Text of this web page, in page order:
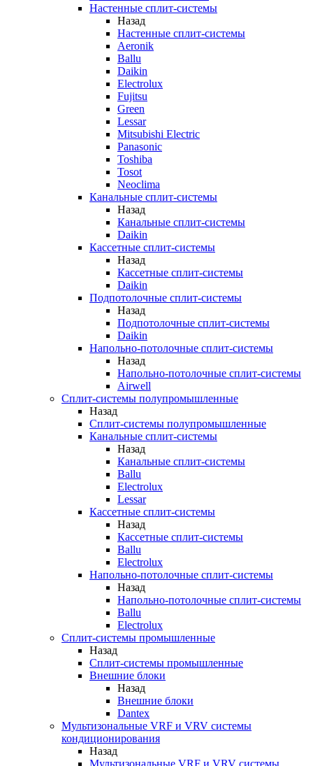
Настенные сплит-системы
Назад
Настенные сплит-системы
Aeronik
Ballu
Daikin
Electrolux
Fujitsu
Green
Lessar
Mitsubishi Electric
Panasonic
Toshiba
Tosot
Neoclima
Канальные сплит-системы
Назад
Канальные сплит-системы
Daikin
Кассетные сплит-системы
Назад
Кассетные сплит-системы
Daikin
Подпотолочные сплит-системы
Назад
Подпотолочные сплит-системы
Daikin
Напольно-потолочные сплит-системы
Назад
Напольно-потолочные сплит-системы
Airwell
Сплит-системы полупромышленные
Назад
Сплит-системы полупромышленные
Канальные сплит-системы
Назад
Канальные сплит-системы
Ballu
Electrolux
Lessar
Кассетные сплит-системы
Назад
Кассетные сплит-системы
Ballu
Electrolux
Напольно-потолочные сплит-системы
Назад
Напольно-потолочные сплит-системы
Ballu
Electrolux
Сплит-системы промышленные
Назад
Сплит-системы промышленные
Внешние блоки
Назад
Внешние блоки
Dantex
Мультизональные VRF и VRV системы
кондиционирования
Назад
Мультизональные VRF и VRV системы